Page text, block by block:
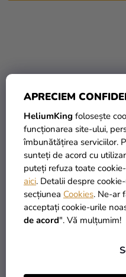
APRECIEM
HeliumKing folosește
funcționarea site-ului,
îmbunătățirea serviciilor.
sunteți de acord cu
puteți refuza toate
aici. Detalii despre
secțiunea Cookies. Ne-ar
acceptați cookie-urile
de acord". Vă mulțumim!
Balon din folie - numărul
6, broasca țestoasă
24,90 Lei
ADAUGĂ ÎN COŞ